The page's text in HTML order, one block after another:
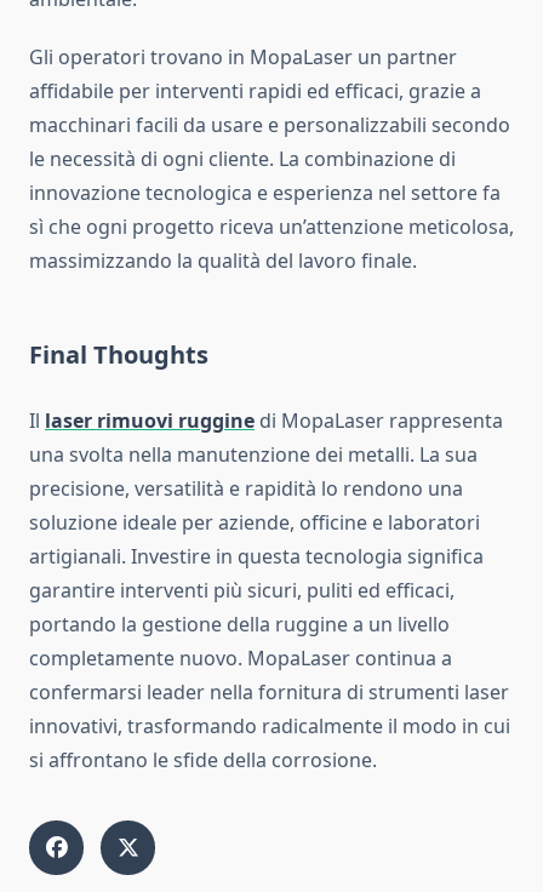
Gli operatori trovano in MopaLaser un partner
affidabile per interventi rapidi ed efficaci, grazie a
macchinari facili da usare e personalizzabili secondo
le necessità di ogni cliente. La combinazione di
innovazione tecnologica e esperienza nel settore fa
sì che ogni progetto riceva un’attenzione meticolosa,
massimizzando la qualità del lavoro finale.
Final Thoughts
Il laser rimuovi ruggine di MopaLaser rappresenta
una svolta nella manutenzione dei metalli. La sua
precisione, versatilità e rapidità lo rendono una
soluzione ideale per aziende, officine e laboratori
artigianali. Investire in questa tecnologia significa
garantire interventi più sicuri, puliti ed efficaci,
portando la gestione della ruggine a un livello
completamente nuovo. MopaLaser continua a
confermarsi leader nella fornitura di strumenti laser
innovativi, trasformando radicalmente il modo in cui
si affrontano le sfide della corrosione.